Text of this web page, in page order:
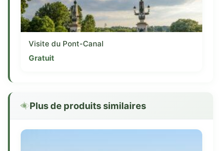
Visite du Pont-Canal
Gratuit
Plus de produits similaires